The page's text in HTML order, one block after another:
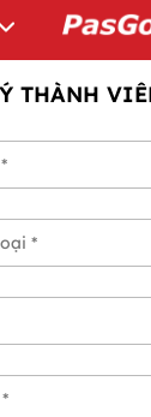
THÀNH